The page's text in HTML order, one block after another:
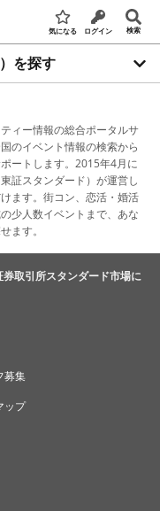
気になる ログイン 検索
を探す
ィー情報の総合ポータルサ
のイベント情報の検索から
ートします。2015年4月に
証スタンダード）が運営し
ます。街コン、恋活・婚活
少人数イベントまで、あな
ます。
取引所スタンダード市場に
募集
ップ